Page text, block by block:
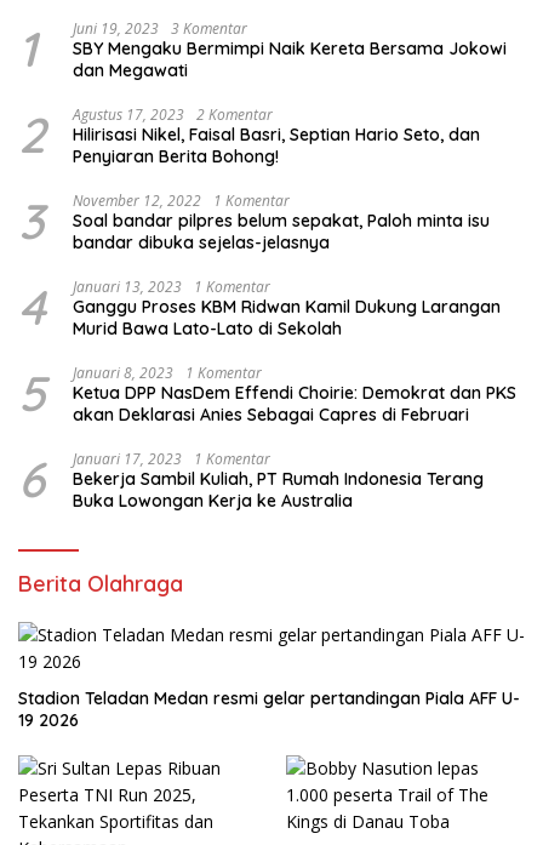
1 Juni 19, 2023 3 Komentar
SBY Mengaku Bermimpi Naik Kereta Bersama Jokowi
dan Megawati
2 Agustus 17, 2023 2 Komentar
Hilirisasi Nikel, Faisal Basri, Septian Hario Seto, dan
Penyiaran Berita Bohong!
3 November 12, 2022 1 Komentar
Soal bandar pilpres belum sepakat, Paloh minta isu
bandar dibuka sejelas-jelasnya
4 Januari 13, 2023 1 Komentar
Ganggu Proses KBM Ridwan Kamil Dukung Larangan
Murid Bawa Lato-Lato di Sekolah
5 Januari 8, 2023 1 Komentar
Ketua DPP NasDem Effendi Choirie: Demokrat dan PKS
akan Deklarasi Anies Sebagai Capres di Februari
6 Januari 17, 2023 1 Komentar
Bekerja Sambil Kuliah, PT Rumah Indonesia Terang
Buka Lowongan Kerja ke Australia
Berita Olahraga
Stadion Teladan Medan resmi gelar pertandingan Piala AFF U-
19 2026